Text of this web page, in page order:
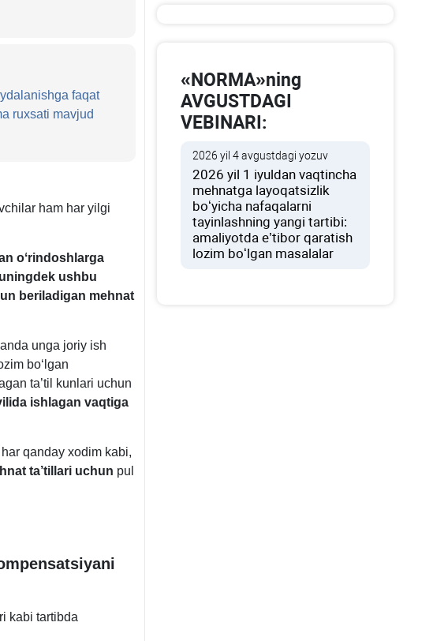
faqat
ruхsati mavjud
ham har yilgi
oʻrindoshlarga
ushbu
beriladigan mehnat
unga joriy ish
boʻlgan
ta’til kunlari uchun
ishlagan vaqtiga
qanday хodim kabi,
ta’tillari uchun pul
kabi tartibda
«NORMA»ning
AVGUSTDAGI
VEBINARI:
2026 yil 4 avgustdagi yozuv
2026 yil 1 iyuldan vaqtincha
mehnatga layoqatsizlik
boʻyicha nafaqalarni
tayinlashning yangi tartibi:
amaliyotda e’tibor qaratish
lozim boʻlgan masalalar